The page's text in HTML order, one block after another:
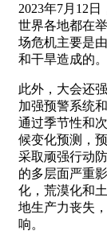
2023年7月12
世界各地都在
场危机主要是
和干旱造成的。
此外，大会还
加强预警系统
通过季节性和
候变化预测，
采取顽强行动
的多层面严重
化，荒漠化和
地生产力丧失
响。